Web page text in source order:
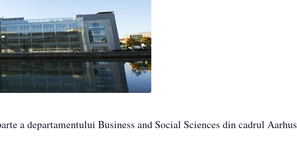
a departamentului Business and Social Sciences din cadrul Aarhus